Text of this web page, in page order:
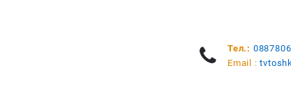
Тел.:
Email :